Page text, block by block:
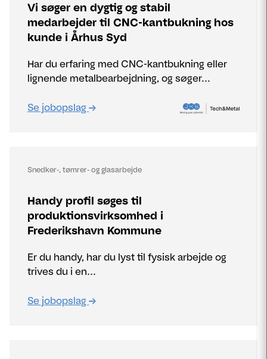
Vi søger en dygtig og stabil
medarbejder til CNC-kantbukning hos
kunde i Århus Syd
Har du erfaring med CNC-kantbukning eller
lignende metalbearbejdning, og søger...
Se jobopslag
Snedker-, tømrer- og glasarbejde
Handy profil søges til
produktionsvirksomhed i
Frederikshavn Kommune
Er du handy, har du lyst til fysisk arbejde og
trives du i en...
Se jobopslag